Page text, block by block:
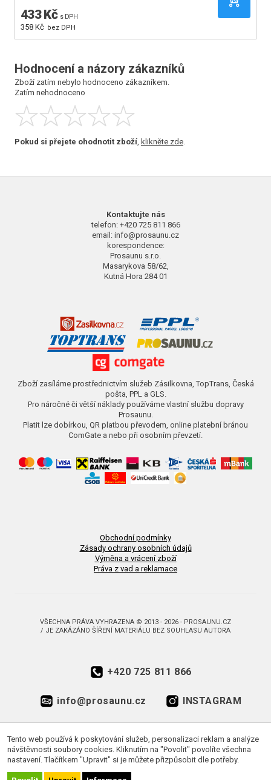
433 Kč s DPH
358 Kč bez DPH
Hodnocení a názory zákazníků
Zboží zatím nebylo hodnoceno zákazníkem.
Zatím nehodnoceno
Pokud si přejete ohodnotit zboží, klikněte zde.
Kontaktujte nás
telefon: +420 725 811 866
email: info@prosaunu.cz
korespondence:
Prosaunu s.r.o.
Masarykova 58/62,
Kutná Hora 284 01
Zboží zasíláme prostřednictvím služeb Zásilkovna, TopTrans, Česká
pošta, PPL a GLS.
Pro náročné či větší náklady používáme vlastní službu dopravy
Prosaunu.
Platit lze dobírkou, QR platbou převodem, online platební bránou
ComGate a nebo při osobním převzetí.
Obchodní podmínky
Zásady ochrany osobních údajů
Výměna a vrácení zboží
Práva z vad a reklamace
VŠECHNA PRÁVA VYHRAZENA © 2013 - 2026 - PROSAUNU.CZ
/ JE ZAKÁZÁNO ŠÍŘENÍ MATERIÁLU BEZ SOUHLASU AUTORA
+420 725 811 866
info@prosaunu.cz INSTAGRAM
Tento web používá k poskytování služeb, personalizaci reklam a analýze
návštěvnosti soubory cookies. Kliknutím na "Povolit" povolíte všechna
nastavení. Tlačítkem "Upravit" si je můžete přizpůsobit dle potřeby.